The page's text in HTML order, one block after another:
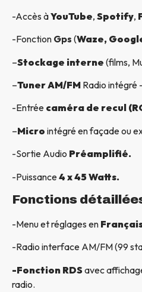
-Accès àYouTube, Spotify,
-Fonction Gps (Waze,
–Stockage interne (films,
–Tuner AM/FM Radio intégré
-Entrée caméra de recul
–Micro intégré en façade ou
-Sortie Audio Préamplifié.
-Puissance4 x 45 Watts.
Fonctions
-Menu et réglages en
-Radio interface AM/FM (99
-Fonction RDSavec
radio.